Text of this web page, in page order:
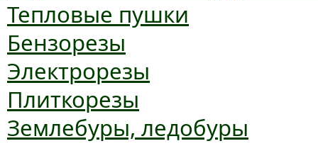
Тепловые пушки
Бензорезы
Электрорезы
Плиткорезы
Землебуры, ледобуры